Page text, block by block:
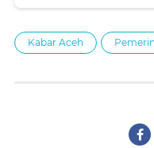
Kabar Aceh